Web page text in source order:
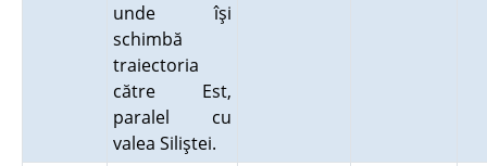
unde îşi
schimbă
traiectoria
către Est,
paralel cu
valea Siliştei.